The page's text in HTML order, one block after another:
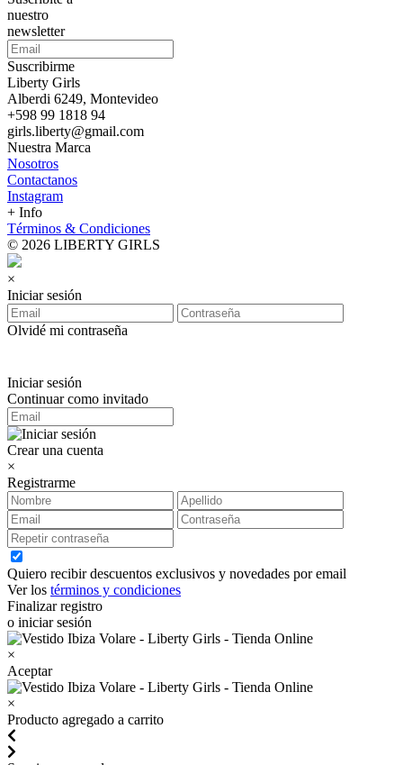
nuestro
newsletter
Suscribirme
Liberty Girls
Alberdi 6249, Montevideo
+598 99 1818 94
girls.liberty@gmail.com
Nuestra Marca
Nosotros
Contactanos
Instagram
+ Info
Términos & Condiciones
© 2026 LIBERTY GIRLS
×
Iniciar sesión
Olvidé mi contraseña
Iniciar sesión
Continuar como invitado
Crear una cuenta
×
Registrarme
Quiero recibir descuentos exclusivos y novedades por email
Ver los términos y condiciones
Finalizar registro
o iniciar sesión
×
Aceptar
×
Producto agregado a carrito